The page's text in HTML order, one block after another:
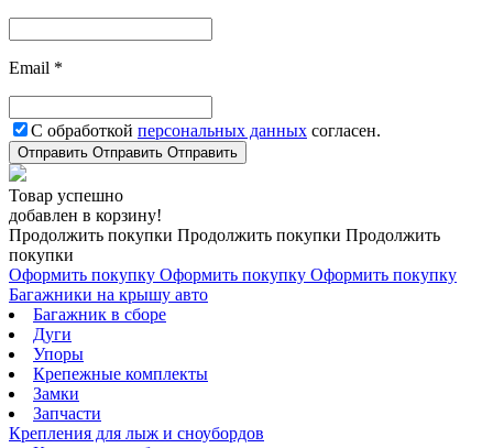
Email *
С обработкой персональных данных согласен.
Отправить Отправить Отправить
Товар успешно
добавлен в корзину!
Продолжить покупки Продолжить покупки Продолжить
покупки
Оформить покупку Оформить покупку Оформить покупку
Багажники на крышу авто
Багажник в сборе
Дуги
Упоры
Крепежные комплекты
Замки
Запчасти
Крепления для лыж и сноубордов